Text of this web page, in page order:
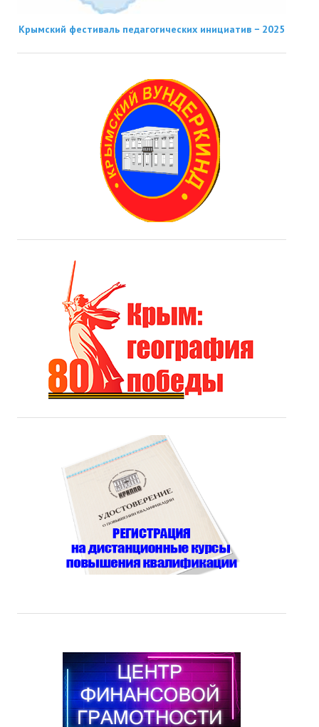
Крымский фестиваль педагогических инициатив − 2025